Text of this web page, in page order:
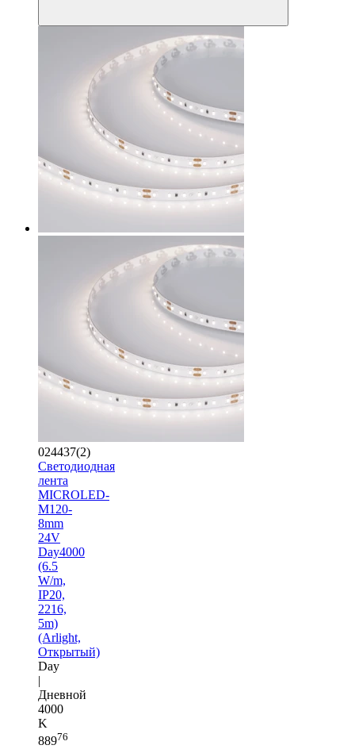
024437(2)
Светодиодная
лента
MICROLED-
M120-
8mm
24V
Day4000
(6.5
W/m,
IP20,
2216,
5m)
(Arlight,
Открытый)
Day
|
Дневной
4000
K
88976